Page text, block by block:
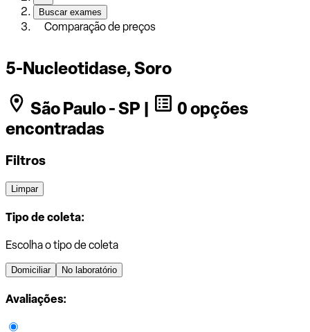
Buscar exames
Comparação de preços
5-Nucleotidase, Soro
São Paulo - SP |
0 opções
encontradas
Filtros
Limpar
Tipo de coleta:
Escolha o tipo de coleta
Domiciliar No laboratório
Avaliações: